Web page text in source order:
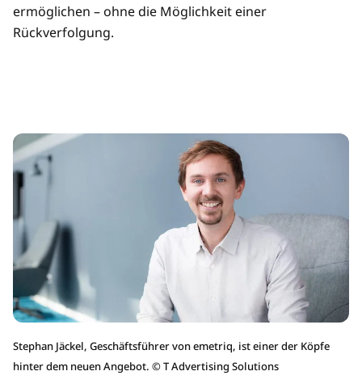
ermöglichen – ohne die Möglichkeit einer
Rückverfolgung.
Stephan Jäckel, Geschäftsführer von emetriq, ist einer der Köpfe
hinter dem neuen Angebot. ©T Advertising Solutions